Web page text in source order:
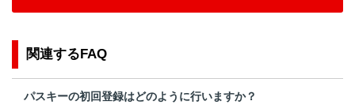
関連するFAQ
パスキーの初回登録はどのように行いますか？